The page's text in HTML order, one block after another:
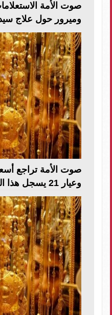
صوت الأمة
وميرور حول علاج
صوت الأمة تراجع
وعيار 21 يسجل هذا الرقم